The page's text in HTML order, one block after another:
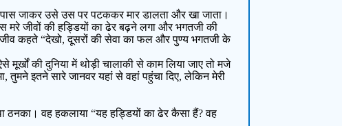
जाकर उसे उस पर पटककर मार डालता और खा जाता।
मरे जीवों की हड्डियों का ढेर बढ़ने लगा और भगतजी की
कहते “देखो, दूसरों की सेवा का फल और पुण्य भगतजी के
की दुनिया में थोड़ी चालाकी से काम लिया जाए तो मजे
इतने सारे जानवर यहां से वहां पहुंचा दिए, लेकिन मेरी
वह हकलाया “यह हड्डियों का ढेर कैसा हैं? वह